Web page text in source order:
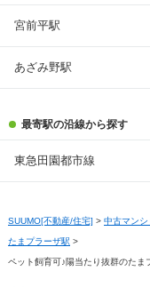
宮前平駅
あざみ野駅
最寄駅の沿線から探す
東急田園都市線
SUUMO[不動産/住宅] > 中古マンシ
たまプラーザ駅 >
ペット飼育可♪陽当たり抜群のたま